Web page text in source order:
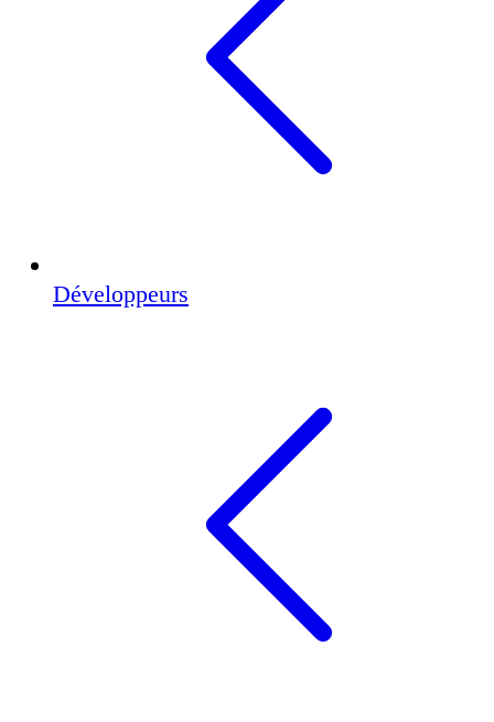
Développeurs